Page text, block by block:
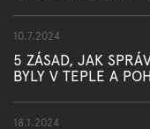
10.7.2024
5 ZÁSAD, JAK
BYLY V TEPLE A
18.1.2024